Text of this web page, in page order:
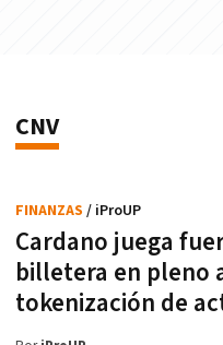
CNV
Cardano juega
billetera en pleno
tokenización de
FINANZAS / iProUP